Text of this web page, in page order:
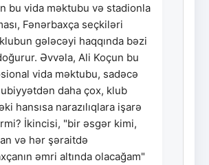
bu vida məktubu və stadionla
Fənərbaxça seçkiləri
gələcəyi haqqında bəzi
Əvvəla, Ali Koçun bu
vida məktubu, sadəcə
daha çox, klub
hansısa narazılıqlara işarə
İkincisi, "bir əsgər kimi,
və hər şəraitdə
əmri altında olacağam"